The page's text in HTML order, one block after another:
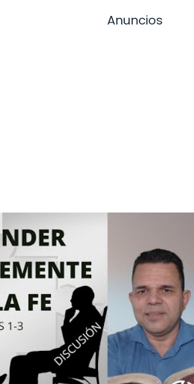
Anuncios